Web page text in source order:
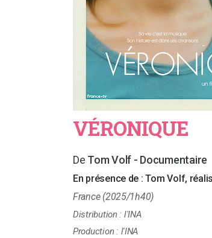
VÉRONIQUE
Tom Volf - Documentaire
En présence de :Tom Volf,
France (2025/1h40)
Distribution : l'INA
Production : l'INA